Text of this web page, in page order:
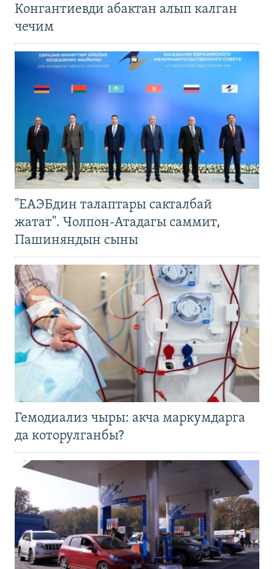
Конгантиевди абактан алып калган
чечим
"ЕАЭБдин талаптары сакталбай
жатат". Чолпон-Атадагы саммит,
Пашиняндын сыны
Гемодиализ чыры: акча маркумдарга
да которулганбы?